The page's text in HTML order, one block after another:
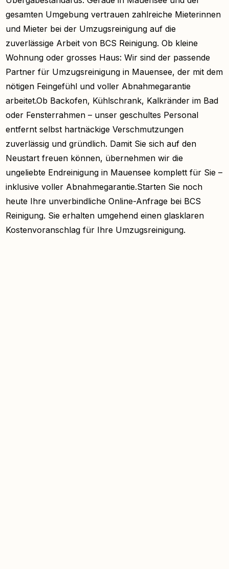
gesamten Umgebung vertrauen zahlreiche Mieterinnen
und Mieter bei der Umzugsreinigung auf die
zuverlässige Arbeit von BCS Reinigung. Ob kleine
Wohnung oder grosses Haus: Wir sind der passende
Partner für Umzugsreinigung in Mauensee, der mit dem
nötigen Feingefühl und voller Abnahmegarantie
arbeitet.Ob Backofen, Kühlschrank, Kalkränder im Bad
oder Fensterrahmen – unser geschultes Personal
entfernt selbst hartnäckige Verschmutzungen
zuverlässig und gründlich. Damit Sie sich auf den
Neustart freuen können, übernehmen wir die
ungeliebte Endreinigung in Mauensee komplett für Sie –
inklusive voller Abnahmegarantie.Starten Sie noch
heute Ihre unverbindliche Online-Anfrage bei BCS
Reinigung. Sie erhalten umgehend einen glasklaren
Kostenvoranschlag für Ihre Umzugsreinigung.